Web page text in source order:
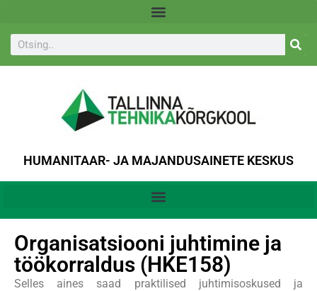
HUMANITAAR- JA MAJANDUSAINETE KESKUS
Organisatsiooni juhtimine ja
töökorraldus (HKE158)
Selles aines saad praktilised juhtimisoskused ja